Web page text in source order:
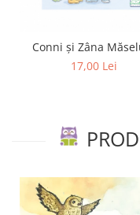
Conni și Zâna
17,00 Lei